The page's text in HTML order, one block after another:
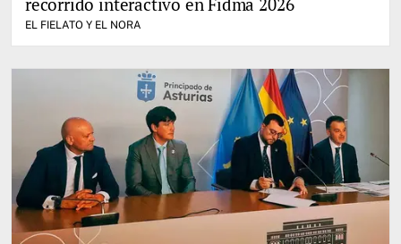
EL FIELATO Y EL NORA